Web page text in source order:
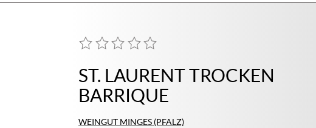
ST. LAURENT TROCKEN
BARRIQUE
WEINGUT MINGES (PFALZ)